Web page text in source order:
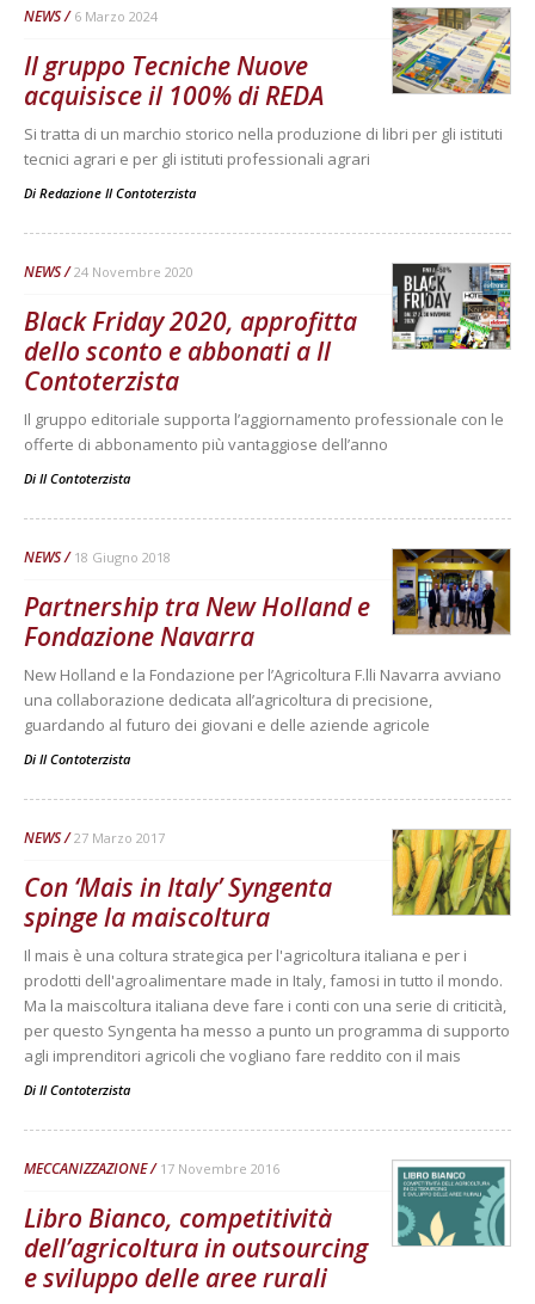
NEWS 6 Marzo 2024
Il gruppo Tecniche Nuove
acquisisce il 100% di REDA
Si tratta di un marchio storico nella produzione di libri per gli istituti
tecnici agrari e per gli istituti professionali agrari
Di Redazione Il Contoterzista
NEWS 24 Novembre 2020
Black Friday 2020, approfitta
dello sconto e abbonati a Il
Contoterzista
Il gruppo editoriale supporta l’aggiornamento professionale con le
offerte di abbonamento più vantaggiose dell’anno
Di Il Contoterzista
NEWS 18 Giugno 2018
Partnership tra New Holland e
Fondazione Navarra
New Holland e la Fondazione per l’Agricoltura F.lli Navarra avviano
una collaborazione dedicata all’agricoltura di precisione,
guardando al futuro dei giovani e delle aziende agricole
Di Il Contoterzista
NEWS 27 Marzo 2017
Con ‘Mais in Italy’ Syngenta
spinge la maiscoltura
Il mais è una coltura strategica per l'agricoltura italiana e per i
prodotti dell'agroalimentare made in Italy, famosi in tutto il mondo.
Ma la maiscoltura italiana deve fare i conti con una serie di criticità,
per questo Syngenta ha messo a punto un programma di supporto
agli imprenditori agricoli che vogliano fare reddito con il mais
Di Il Contoterzista
MECCANIZZAZIONE 17 Novembre 2016
Libro Bianco, competitività
dell’agricoltura in outsourcing
e sviluppo delle aree rurali